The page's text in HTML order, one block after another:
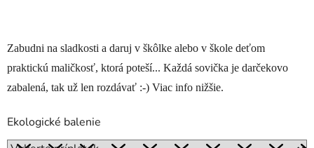
Zabudni na sladkosti a daruj v škôlke alebo v škole deťom
praktickú maličkosť, ktorá poteší... Každá sovička je darčekovo
zabalená, tak už len rozdávať :-) Viac info nižšie.
Ekologické balenie